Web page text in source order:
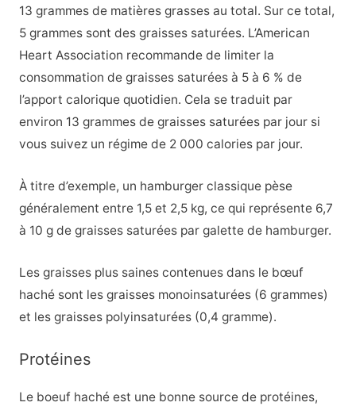
13 grammes de matières grasses au total. Sur ce total,
5 grammes sont des graisses saturées. L’American
Heart Association recommande de limiter la
consommation de graisses saturées à 5 à 6 % de
l’apport calorique quotidien. Cela se traduit par
environ 13 grammes de graisses saturées par jour si
vous suivez un régime de 2 000 calories par jour.
À titre d’exemple, un hamburger classique pèse
généralement entre 1,5 et 2,5 kg, ce qui représente 6,7
à 10 g de graisses saturées par galette de hamburger.
Les graisses plus saines contenues dans le bœuf
haché sont les graisses monoinsaturées (6 grammes)
et les graisses polyinsaturées (0,4 gramme).
Protéines
Le boeuf haché est une bonne source de protéines,